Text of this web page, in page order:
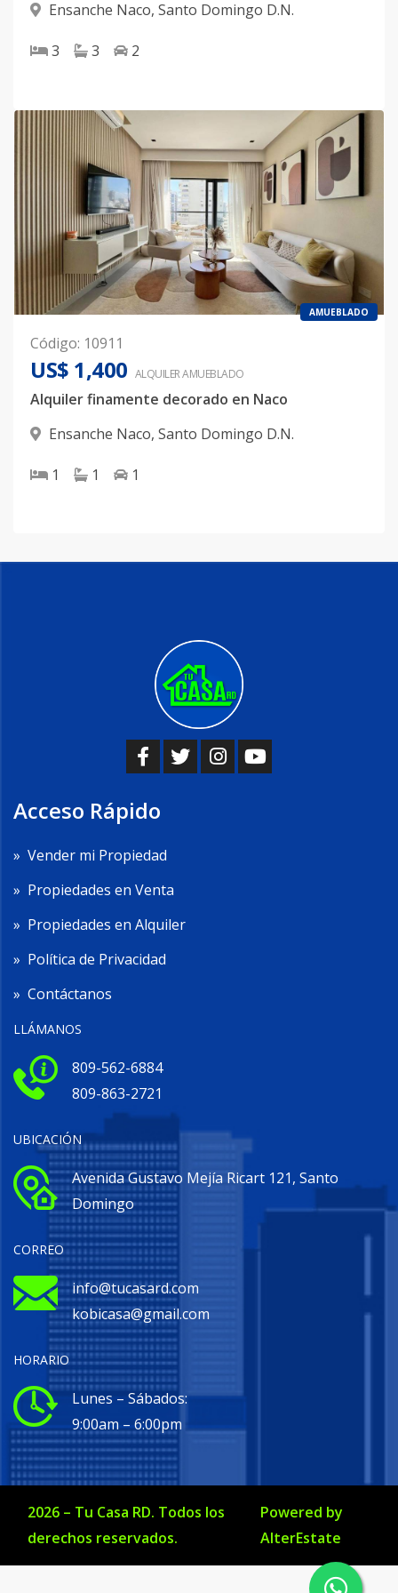
Ensanche Naco, Santo Domingo D.N.
3 3 2
AMUEBLADO
Código: 10911
US$ 1,400 ALQUILERAMUEBLADO
Alquiler finamente decorado en Naco
Ensanche Naco, Santo Domingo D.N.
1 1 1
Acceso Rápido
» Vender mi Propiedad
» Propiedades en Venta
» Propiedades en Alquiler
» Política de Privacidad
» Contáctanos
LLÁMANOS
809-562-6884
809-863-2721
UBICACIÓN
Avenida Gustavo Mejía Ricart 121, Santo
Domingo
CORREO
info@tucasard.com
kobicasa@gmail.com
HORARIO
Lunes – Sábados:
9:00am – 6:00pm
2026 – Tu Casa RD. Todos los
derechos reservados.
Powered by
AlterEstate